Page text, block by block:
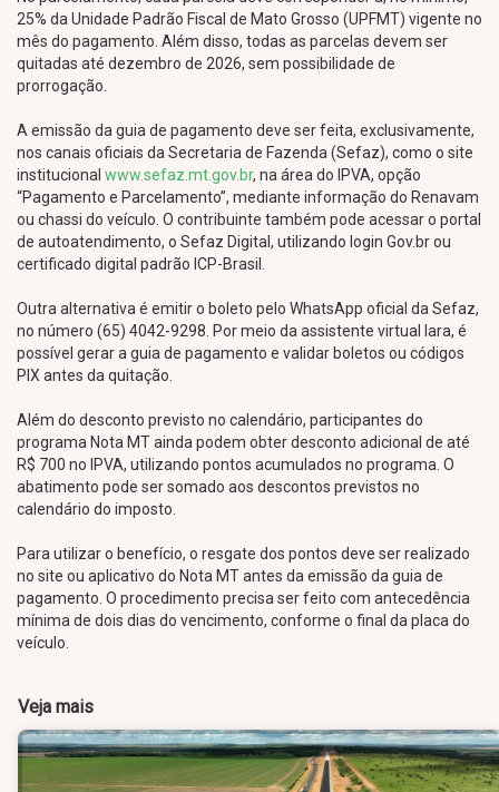
25% da Unidade Padrão Fiscal de Mato Grosso (UPFMT) vigente no
mês do pagamento. Além disso, todas as parcelas devem ser
quitadas até dezembro de 2026, sem possibilidade de
prorrogação.
A emissão da guia de pagamento deve ser feita, exclusivamente,
nos canais oficiais da Secretaria de Fazenda (Sefaz), como o site
institucional www.sefaz.mt.gov.br, na área do IPVA, opção
“Pagamento e Parcelamento”, mediante informação do Renavam
ou chassi do veículo. O contribuinte também pode acessar o portal
de autoatendimento, o Sefaz Digital, utilizando login Gov.br ou
certificado digital padrão ICP-Brasil.
Outra alternativa é emitir o boleto pelo WhatsApp oficial da Sefaz,
no número (65) 4042-9298. Por meio da assistente virtual Iara, é
possível gerar a guia de pagamento e validar boletos ou códigos
PIX antes da quitação.
Além do desconto previsto no calendário, participantes do
programa Nota MT ainda podem obter desconto adicional de até
R$ 700 no IPVA, utilizando pontos acumulados no programa. O
abatimento pode ser somado aos descontos previstos no
calendário do imposto.
Para utilizar o benefício, o resgate dos pontos deve ser realizado
no site ou aplicativo do Nota MT antes da emissão da guia de
pagamento. O procedimento precisa ser feito com antecedência
mínima de dois dias do vencimento, conforme o final da placa do
veículo.
Veja mais